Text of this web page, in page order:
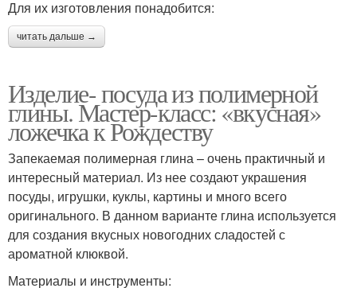
Для их изготовления понадобится:
читать дальше →
Изделие- посуда из полимерной
глины. Мастер-класс: «вкусная»
ложечка к Рождеству
Запекаемая полимерная глина – очень практичный и
интересный материал. Из нее создают украшения
посуды, игрушки, куклы, картины и много всего
оригинального. В данном варианте глина используется
для создания вкусных новогодних сладостей с
ароматной клюквой.
Материалы и инструменты: